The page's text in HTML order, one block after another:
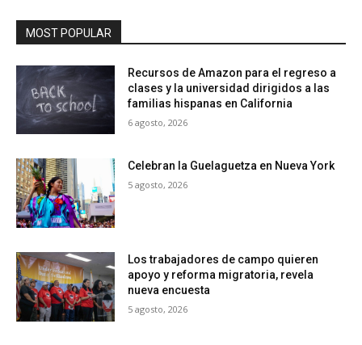
MOST POPULAR
Recursos de Amazon para el regreso a
clases y la universidad dirigidos a las
familias hispanas en California
6 agosto, 2026
Celebran la Guelaguetza en Nueva York
5 agosto, 2026
Los trabajadores de campo quieren
apoyo y reforma migratoria, revela
nueva encuesta
5 agosto, 2026